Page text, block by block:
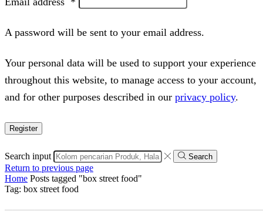
A password will be sent to your email address.
Your personal data will be used to support your experience
throughout this website, to manage access to your account,
and for other purposes described in our privacy policy.
Register
Search input Search
Return to previous page
Home Posts tagged "box street food"
Tag: box street food